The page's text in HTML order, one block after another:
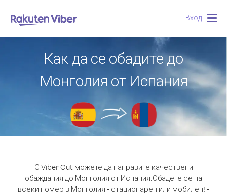
Вход
Как да се обадите до
Монголия от Испания
С Viber Out можете да направите качествени
обаждания до Монголия от Испания.Обадете се на
всеки номер в Монголия - стационарен или мобилен! -